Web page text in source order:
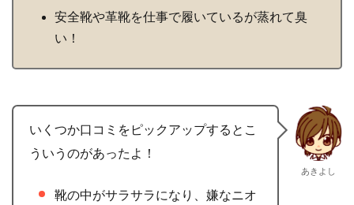
安全靴や革靴を仕事で履いているが蒸れて臭
い！
いくつか口コミをピックアップするとこ
ういうのがあったよ！
靴の中がサラサラになり、嫌なニオ
あきよし